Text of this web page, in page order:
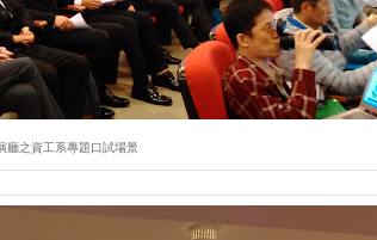
廳之資工系專題口試場景